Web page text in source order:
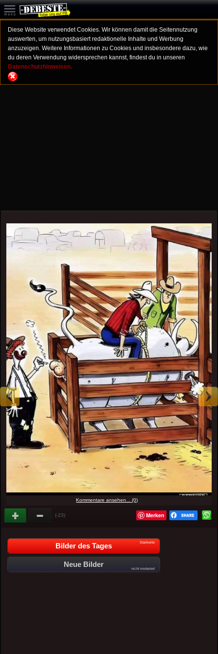
Diese Website verwendet Cookies. Wir können damit die Seitennutzung
auswerten, um nutzungsbasiert redaktionelle Inhalte und Werbung
anzuzeigen. Weitere Informationen zu Cookies und insbesondere dazu, wie
du deren Verwendung widersprechen kannst, findest du in unseren
Datenschutzhinweisen.
Kommentare ansehen... (0)
(-23) Merken
Bilder des Tages Startseite
Neue Bilder
nicht moderiert